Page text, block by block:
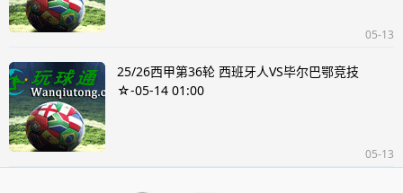
05-13
25/26西甲第36轮 西班牙人VS毕尔巴鄂竞技
☆-05-14 01:00
05-13